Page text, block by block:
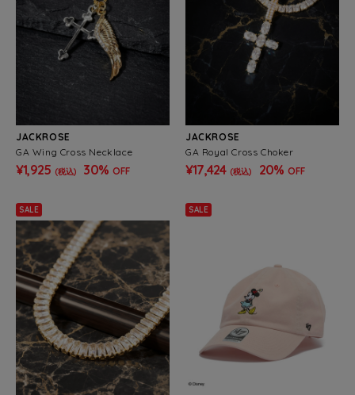
JACKROSE
GA Wing Cross Necklace
¥1,925 (税込) 30% OFF
JACKROSE
GA Royal Cross Choker
¥17,424 (税込) 20% OFF
SALE SALE